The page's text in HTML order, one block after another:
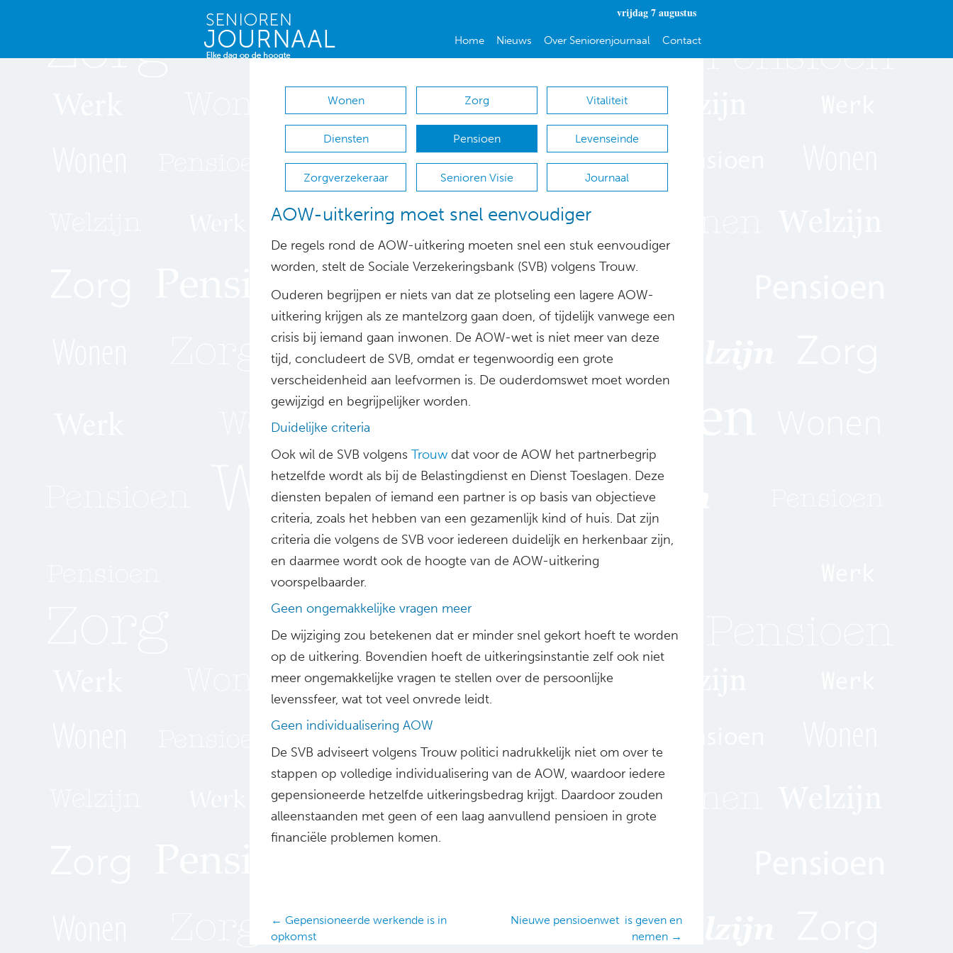
vrijdag 7 augustus
Home Nieuws Over Seniorenjournaal Contact
Wonen Zorg Vitaliteit
Diensten Pensioen Levenseinde
Zorgverzekeraar Senioren Visie Journaal
AOW-uitkering moet snel eenvoudiger
De regels rond de AOW-uitkering moeten snel een stuk eenvoudiger
worden, stelt de Sociale Verzekeringsbank (SVB) volgens Trouw.
Ouderen begrijpen er niets van dat ze plotseling een lagere AOW-
uitkering krijgen als ze mantelzorg gaan doen, of tijdelijk vanwege een
crisis bij iemand gaan inwonen. De AOW-wet is niet meer van deze
tijd, concludeert de SVB, omdat er tegenwoordig een grote
verscheidenheid aan leefvormen is. De ouderdomswet moet worden
gewijzigd en begrijpelijker worden.
Duidelijke criteria
Ook wil de SVB volgens Trouw dat voor de AOW het partnerbegrip
hetzelfde wordt als bij de Belastingdienst en Dienst Toeslagen. Deze
diensten bepalen of iemand een partner is op basis van objectieve
criteria, zoals het hebben van een gezamenlijk kind of huis. Dat zijn
criteria die volgens de SVB voor iedereen duidelijk en herkenbaar zijn,
en daarmee wordt ook de hoogte van de AOW-uitkering
voorspelbaarder.
Geen ongemakkelijke vragen meer
De wijziging zou betekenen dat er minder snel gekort hoeft te worden
op de uitkering. Bovendien hoeft de uitkeringsinstantie zelf ook niet
meer ongemakkelijke vragen te stellen over de persoonlijke
levenssfeer, wat tot veel onvrede leidt.
Geen individualisering AOW
De SVB adviseert volgens Trouw politici nadrukkelijk niet om over te
stappen op volledige individualisering van de AOW, waardoor iedere
gepensioneerde hetzelfde uitkeringsbedrag krijgt. Daardoor zouden
alleenstaanden met geen of een laag aanvullend pensioen in grote
financiële problemen komen.
Posts
navigation
← Gepensioneerde werkende is in
opkomst
Nieuwe pensioenwet is geven en
nemen →